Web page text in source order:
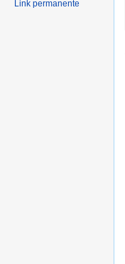
Link permanente